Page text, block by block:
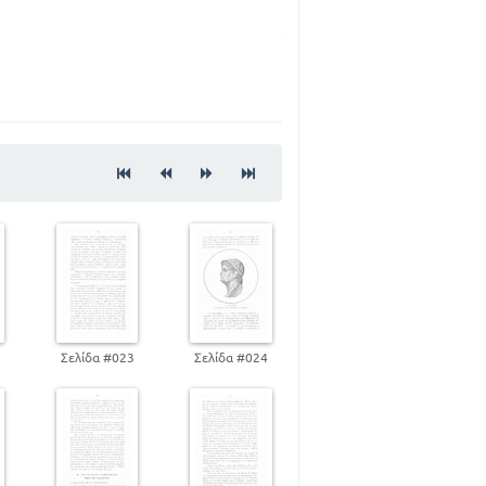
69
Τούρκους
103
115
Σελίδα #023 Σελίδα #024